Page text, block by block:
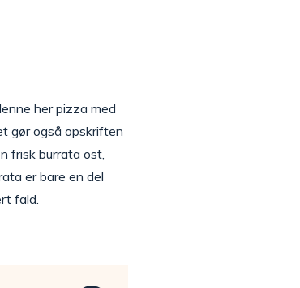
her pizza med
gør også opskriften
frisk burrata ost,
er bare en del
fald.